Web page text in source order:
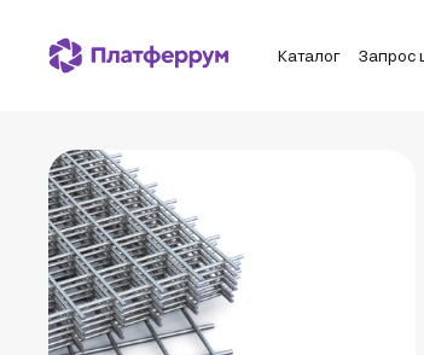
Каталог Запрос